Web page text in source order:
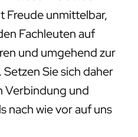
Freude unmittelbar,
Fachleuten auf
und umgehend zur
Sie sich daher
Verbindung und
nach wie vor auf uns